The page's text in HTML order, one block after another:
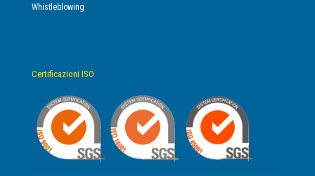
Whistleblowing
Certificazioni ISO